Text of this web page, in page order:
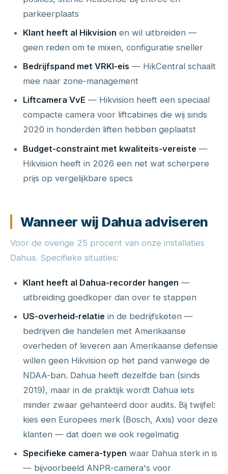
parkeerplaats
Klant heeft al Hikvision en wil uitbreiden —
geen reden om te mixen, configuratie sneller
Bedrijfspand met VRKI-eis — HikCentral schaalt
mee naar zone-management
Liftcamera VvE — Hikvision heeft een speciaal
compacte camera voor liftcabines die wij sinds
2020 in honderden liften hebben geplaatst
Budget-constraint met kwaliteits-vereiste—
Hikvision heeft in 2026 een net wat scherpere
prijs op vergelijkbare specs
Wanneer wij Dahua adviseren
Voor de overige 25 procent van onze installaties
Dahua. Specifieke situaties:
Klant heeft al Dahua-recorder hangen —
uitbreiding goedkoper dan over te stappen
US-overheid-relatiein de bedrijfsketen —
bedrijven die handelen met Amerikaanse
overheden of leveren aan Amerikaanse defensie
willen geen Hikvision op het pand vanwege de
NDAA-ban. Dahua heeft dezelfde ban (sinds
2019), maar in de praktijk wordt Dahua iets
minder zwaar gehanteerd door audits. Bij twijfel:
kies een Europees merk (Bosch, Axis) voor deze
klanten — dat doen we ook regelmatig
Specifieke camera-typen waar Dahua sterk in is
— bijvoorbeeld ANPR-camera's voor